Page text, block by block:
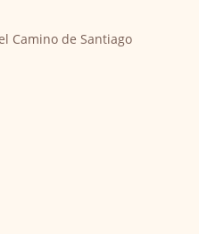
Camino de Santiago